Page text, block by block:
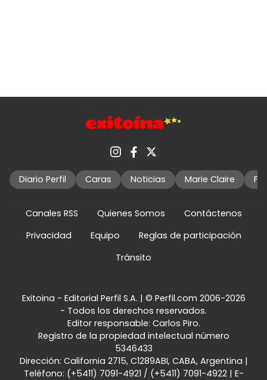
Diario Perfil Caras Noticias Marie Claire
Canales RSS Quienes Somos
Contáctenos
Privacidad
Equipo
Reglas de participación
Tránsito
Exitoina - Editorial Perfil S.A. | © Perfil.com 2006-2026
- Todos los derechos reservados.
Editor responsable: Carlos Piro.
Registro de la propiedad intelectual número
5346433
Dirección: California 2715, C1289ABI, CABA, Argentina |
Teléfono: (+5411) 7091-4921 / (+5411) 7091-4922| E-